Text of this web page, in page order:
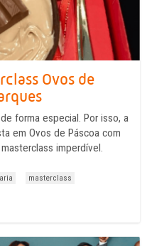
Ovos de
forma especial. Por isso, a
em Ovos de Páscoa com
imperdível.
masterclass